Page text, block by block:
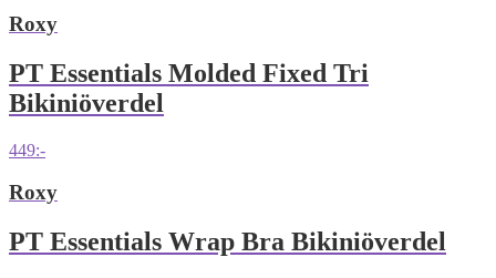
Roxy
PT Essentials Molded Fixed Tri
Bikiniöverdel
449:-
Roxy
PT Essentials Wrap Bra Bikiniöverdel